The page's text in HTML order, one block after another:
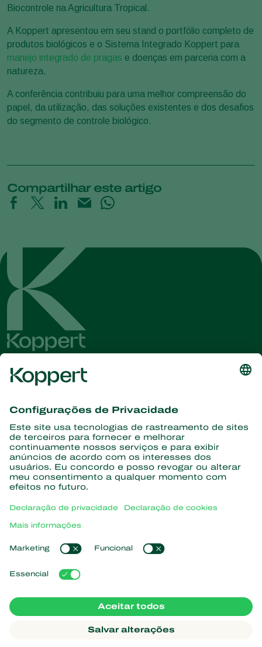
Biocontrole na Agricultura Tropical.
A Koppert apresentou em seu stand o portfólio completo de
produtos biológicos e o Sistema Integrado Koppert para
manejo integrado de pragas e doenças em parceria com a
natureza.
A conferência contribuiu para uma melhor compreensão do
papel, da utilização, das soluções existentes e dos desafios
do segmento de controle biológico.
Compartilhar este artigo
informações
Assine aqui
Parceiros com a natureza
Vespas Parasitoides
Nematoides benéficos
Microorganismos benéficos
Proteção de culturas
Sobre a Koppert
Centro de informações
Trabalhe na Koppert
Links de Interesse
Natutec
Gazebo
Koppert Global
Gerir cookies